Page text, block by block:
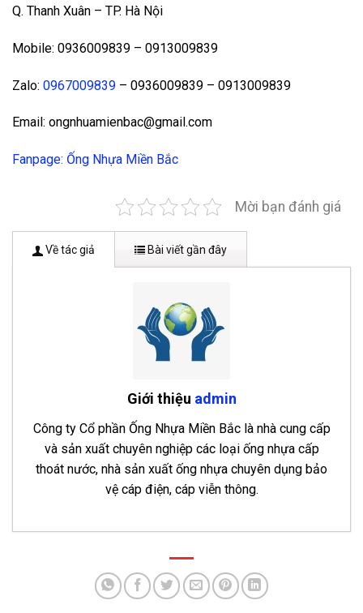
Q. Thanh Xuân – TP. Hà Nội
Mobile: 0936009839 – 0913009839
Zalo: 0967009839 – 0936009839 – 0913009839
Email: ongnhuamienbac@gmail.com
Fanpage: Ống Nhựa Miền Bắc
Mời bạn đánh giá
Về tác giả Bài viết gần đây
Giới thiệu admin
Công ty Cổ phần Ống Nhựa Miền Bắc là nhà cung cấp
và sản xuất chuyên nghiệp các loại ống nhựa cấp
thoát nước, nhà sản xuất ống nhựa chuyên dụng bảo
vệ cáp điện, cáp viễn thông.
Bảng báo giá ống nhựa HDPE Hoa Sen 2026
Tháng 7, 2026
Bảng báo giá ống nhựa uPVC Hoa Sen 2026